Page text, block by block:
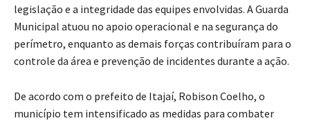
legislação e a integridade das equipes envolvidas. A Guarda
Municipal atuou no apoio operacional e na segurança do
perímetro, enquanto as demais forças contribuíram para o
controle da área e prevenção de incidentes durante a ação.
De acordo com o prefeito de Itajaí, Robison Coelho, o
município tem intensificado as medidas para combater